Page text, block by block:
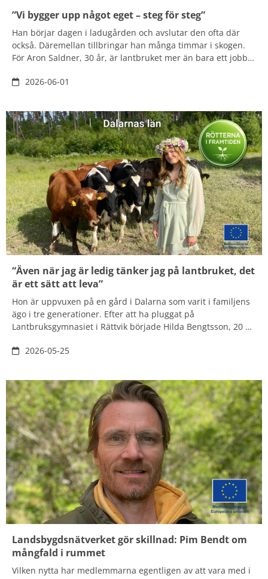
”Vi bygger upp något eget – steg för steg”
Han börjar dagen i ladugården och avslutar den ofta där
också. Däremellan tillbringar han många timmar i skogen.
För Aron Saldner, 30 år, är lantbruket mer än bara ett jobb –
över tid. Tillsammans med sambon Paulina Johansson vill
2026-06-01
“Även när jag är ledig tänker jag på lantbruket, det
är ett sätt att leva”
Hon är uppvuxen på en gård i Dalarna som varit i familjens
ägo i tre generationer. Efter att ha pluggat på
Lantbruksgymnasiet i Rättvik började Hilda Bengtsson, 20 år,
Australien och sedan kanske mer studier. Efter det är hon
2026-05-25
Landsbygdsnätverket gör skillnad: Pim Bendt om
mångfald i rummet
Vilken nytta har medlemmarna egentligen av att vara med i